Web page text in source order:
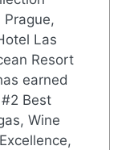
Prague,
Las
Resort
earned
Best
Wine